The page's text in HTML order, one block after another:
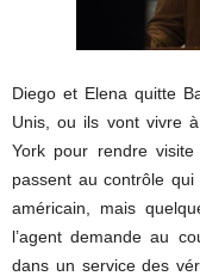
Diego et Elena quitte
Unis, ou ils vont vivre
York pour rendre
passent au contrôle
américain, mais
l’agent demande au
dans un service des